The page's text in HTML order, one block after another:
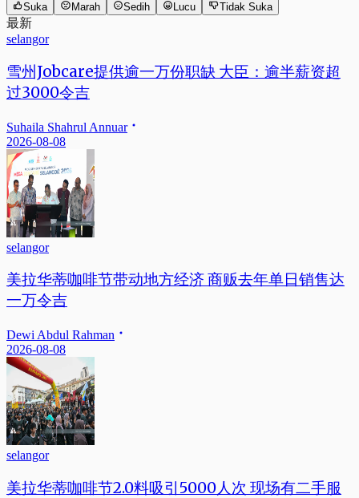
Suka Marah Sedih Lucu Tidak Suka
最新
selangor
雪州Jobcare提供逾一万份职缺 大臣：逾半薪资超
过3000令吉
Suhaila Shahrul Annuar
2026-08-08
selangor
美拉华蒂咖啡节带动地方经济 商贩去年单日销售达
一万令吉
Dewi Abdul Rahman
2026-08-08
selangor
美拉华蒂咖啡节2.0料吸引5000人次 现场有二手服